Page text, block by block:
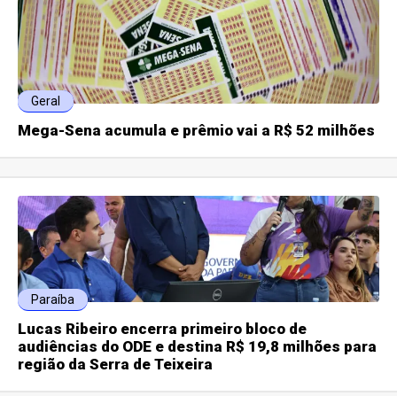
Geral
Mega-Sena acumula e prêmio vai a R$ 52 milhões
Paraíba
Lucas Ribeiro encerra primeiro bloco de
audiências do ODE e destina R$ 19,8 milhões para
região da Serra de Teixeira